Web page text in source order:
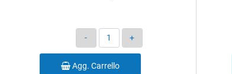
Quantità
Agg. Carrello